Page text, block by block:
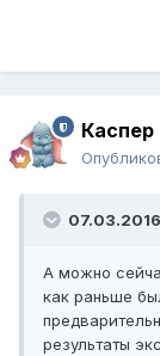
Каспер
07.03.2016
А можно
как раньше
результаты